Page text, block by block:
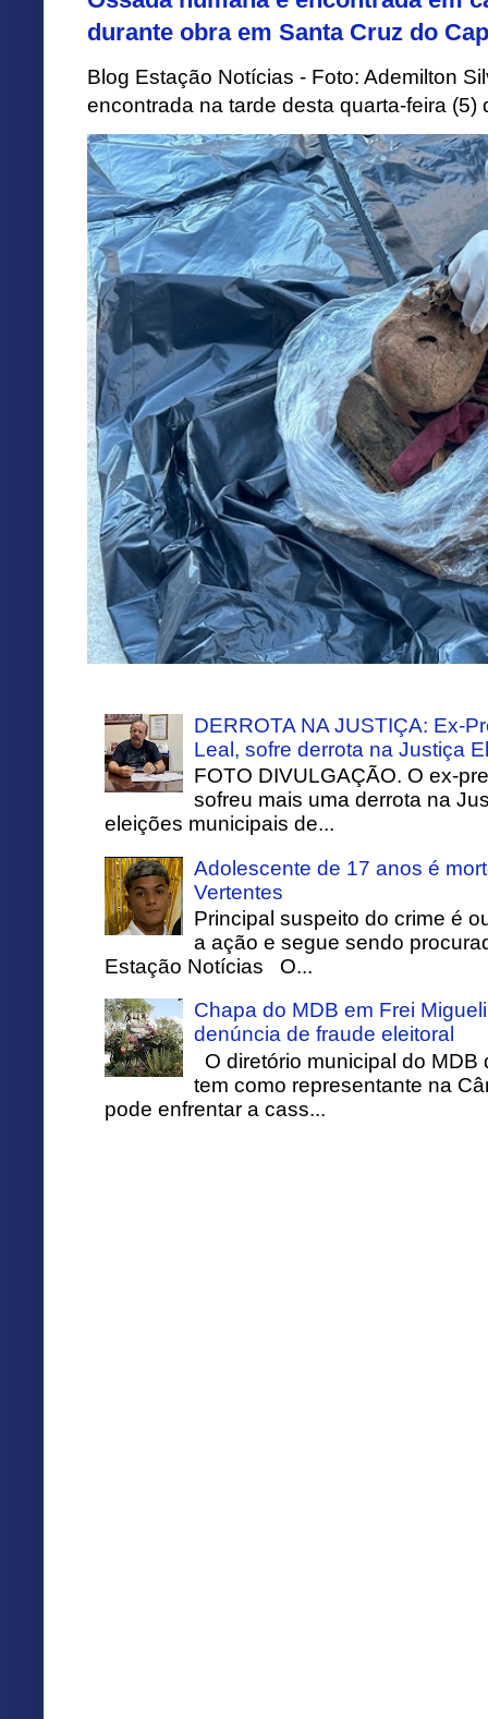
durante obra em Santa Cruz do
Blog Estação Notícias - Foto: Ademilton
encontrada na tarde desta quarta-feira (5)
DERROTA NA JUSTIÇA: Ex-
Leal, sofre derrota na Justiça
FOTO DIVULGAÇÃO. O ex-
sofreu mais uma derrota na
eleições municipais de...
Adolescente de 17 anos é
Vertentes
Principal suspeito do crime é
a ação e segue sendo
Estação Notícias O...
Chapa do MDB em Frei
denúncia de fraude eleitoral
O diretório municipal do
tem como representante na
pode enfrentar a cass...